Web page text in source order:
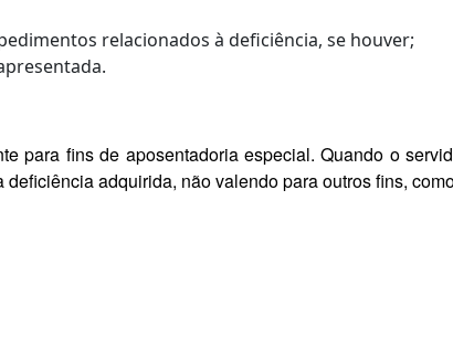
relacionados à deficiência, se houver;
para fins de aposentadoria especial. Quando o
adquirida, não valendo para outros fins,